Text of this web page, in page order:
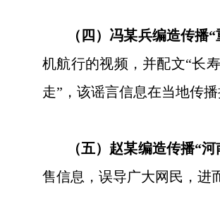
（四）冯某兵编造传播
机航行的视频，并配文“长
走”，该谣言信息在当地传
（五）赵某编造传播“
售信息，误导广大网民，进